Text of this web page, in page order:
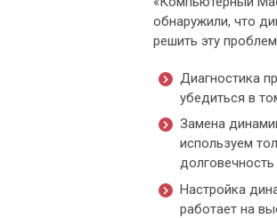
обнаружили, что
решить эту
Диагностика
убедиться в
Замена
используем
Настройка
работает на